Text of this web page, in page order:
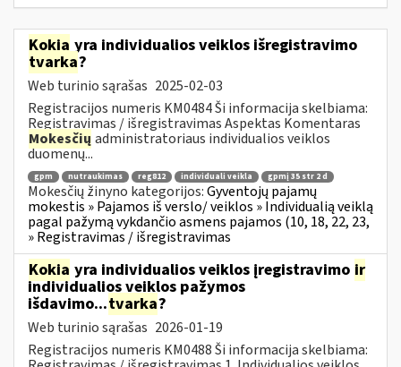
Kokia yra individualios veiklos išregistravimo
tvarka?
Web turinio sąrašas 2025-02-03
Registracijos numeris KM0484 Ši informacija skelbiama:
Registravimas / išregistravimas Aspektas Komentaras
Mokesčių administratoriaus individualios veiklos
duomenų...
gpm nutraukimas reg812 individuali veikla gpmį 35 str 2 d
Mokesčių žinyno kategorijos:Gyventojų pajamų
mokestis » Pajamos iš verslo/ veiklos » Individualią veiklą
pagal pažymą vykdančio asmens pajamos (10, 18, 22, 23,
» Registravimas / išregistravimas
Kokia yra individualios veiklos įregistravimo ir
individualios veiklos pažymos
išdavimo...tvarka?
Web turinio sąrašas 2026-01-19
Registracijos numeris KM0488 Ši informacija skelbiama: